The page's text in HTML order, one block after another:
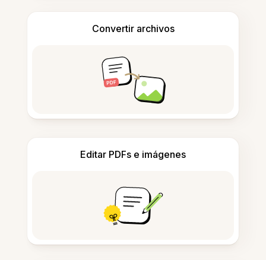
Convertir archivos
Editar PDFs e imágenes